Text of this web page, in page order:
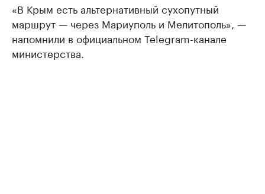
«В Крым есть альтернативный сухопутный
маршрут — через Мариуполь и Мелитополь», —
напомнили в официальном Telegram-канале
министерства.